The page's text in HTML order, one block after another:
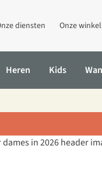
diensten Onze
Heren Kids